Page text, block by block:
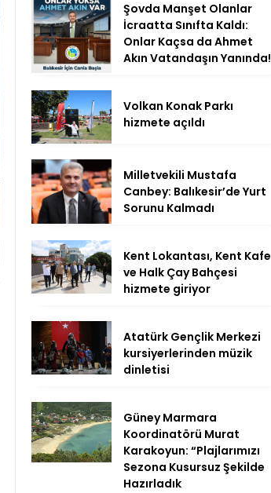
Şovda Manşet Olanlar
İcraatta Sınıfta Kaldı:
Onlar Kaçsa da Ahmet
Akın Vatandaşın Yanında!
Volkan Konak Parkı
hizmete açıldı
Milletvekili Mustafa
Canbey: Balıkesir’de Yurt
Sorunu Kalmadı
Kent Lokantası, Kent Kafe
ve Halk Çay Bahçesi
hizmete giriyor
Atatürk Gençlik Merkezi
kursiyerlerinden müzik
dinletisi
Güney Marmara
Koordinatörü Murat
Karakoyun: “Plajlarımızı
Sezona Kusursuz Şekilde
Hazırladık